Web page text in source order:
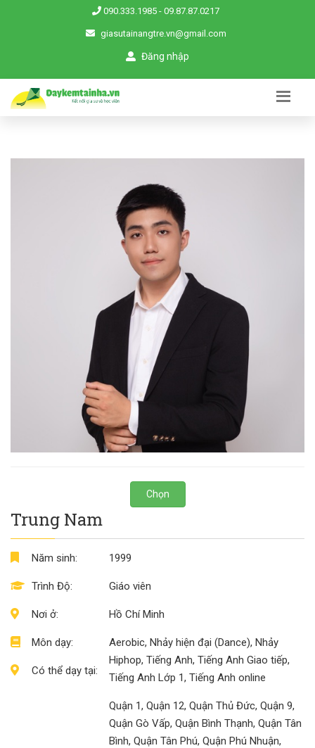
090.333.1985 - 09.87.87.0217
giasutainangtre.vn@gmail.com
Đăng nhập
Chọn
Trung Nam
Năm sinh:
Trình Độ:
Nơi ở:
Môn dạy:
Có thể dạy tại:
1999
Giáo viên
Hồ Chí Minh
Aerobic, Nhảy hiện đại (Dance), Nhảy
Hiphop, Tiếng Anh, Tiếng Anh Giao tiếp,
Tiếng Anh Lớp 1, Tiếng Anh online
Quận 1, Quận 12, Quận Thủ Đức, Quận 9,
Quận Gò Vấp, Quận Bình Thạnh, Quận Tân
Bình, Quận Tân Phú, Quận Phú Nhuận,